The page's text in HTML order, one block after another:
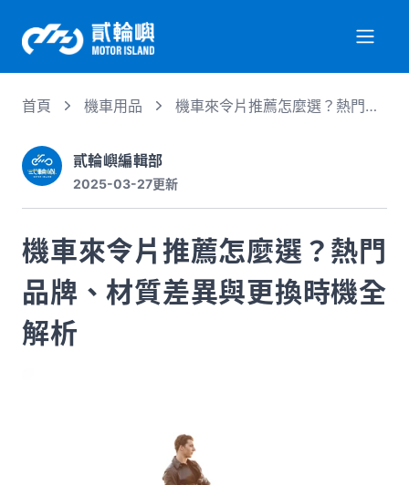
服務項目
機車行情
專業文章
首頁 機車用品
機車來令片推薦怎麼選？熱門品
貳輪嶼編輯部
2025-03-27更新
機車來令片推薦怎麼選？熱門
品牌、材質差異與更換時機全
解析